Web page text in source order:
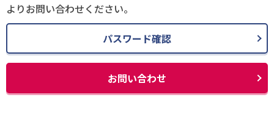
よりお問い合わせください。
パスワード確認
お問い合わせ